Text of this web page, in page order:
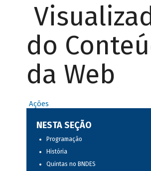
do
da Web
Ações
NESTA SEÇÃO
Programação
História
Quintas no BNDES